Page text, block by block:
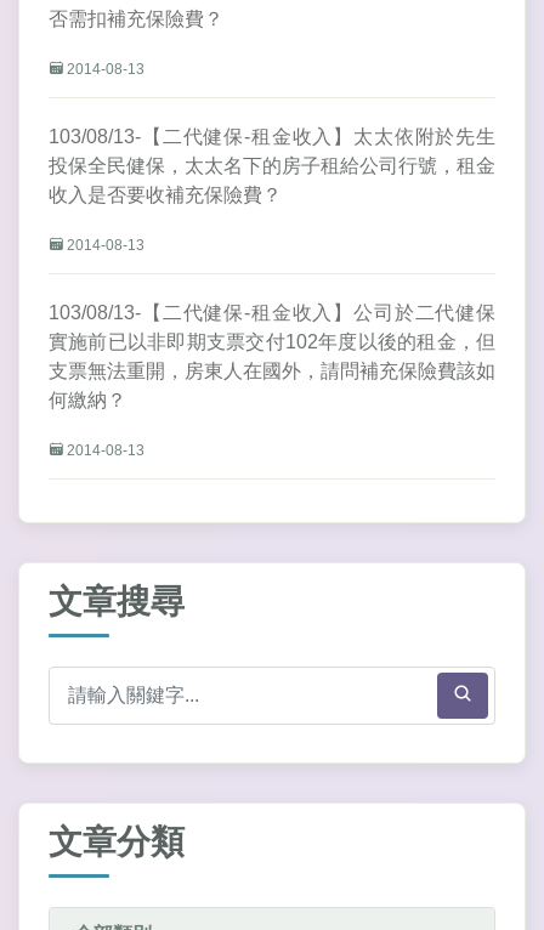
否需扣補充保險費？
2014-08-13
103/08/13-【二代健保-租金收入】太太依附於先生
投保全民健保，太太名下的房子租給公司行號，租金
收入是否要收補充保險費？
2014-08-13
103/08/13-【二代健保-租金收入】公司於二代健保
實施前已以非即期支票交付102年度以後的租金，但
支票無法重開，房東人在國外，請問補充保險費該如
何繳納？
2014-08-13
文章搜尋
文章分類